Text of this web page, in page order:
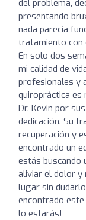
del problema,
presentando
nada parecía
tratamiento con
En solo dos
mi calidad de
profesionales y
quiropráctica es
Dr. Kevin por
dedicación. Su
recuperación y
encontrado un
estás buscando
aliviar el dolor y
lugar sin
encontrado
lo estarás!